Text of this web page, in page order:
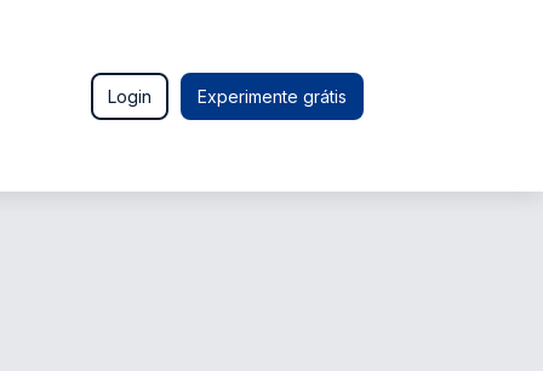
Login Experimente grátis